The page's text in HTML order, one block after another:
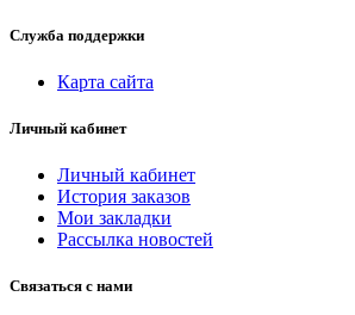
Служба поддержки
Карта сайта
Личный кабинет
Личный кабинет
История заказов
Мои закладки
Рассылка новостей
Связаться с нами